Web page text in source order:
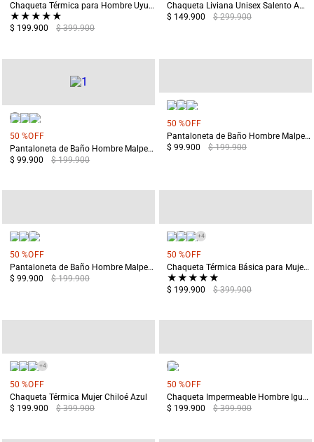
Chaqueta Térmica para Hombre Uyuni Azul
★★★★★
$ 199.900 $ 399.900
Chaqueta Liviana Unisex Salento Amarillo
$ 149.900
$ 299.900
50 %OFF
Pantaloneta de Baño Hombre Malpelo Verde
$ 99.900
$ 199.900
50 %OFF
Pantaloneta de Baño Hombre Malpelo Naranja
$ 99.900
$ 199.900
50 %OFF
Pantaloneta de Baño Hombre Malpelo Azul
$ 99.900
$ 199.900
+4
50 %OFF
Chaqueta Térmica Básica para Mujer Chiloé Rosado
★★★★★
$ 199.900 $ 399.900
+4
50 %OFF
Chaqueta Térmica Mujer Chiloé Azul
$ 199.900
$ 399.900
50 %OFF
Chaqueta Impermeable Hombre Iguazú Azul
$ 199.900
$ 399.900